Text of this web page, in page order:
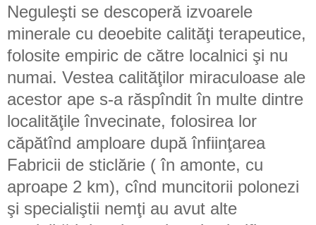
Neguleşti se descoperă izvoarele
minerale cu deoebite calităţi terapeutice,
folosite empiric de către localnici şi nu
numai. Vestea calităţilor miraculoase ale
acestor ape s-a răspîndit în multe dintre
localităţile învecinate, folosirea lor
căpătînd amploare după înfiinţarea
Fabricii de sticlărie ( în amonte, cu
aproape 2 km), cînd muncitorii polonezi
şi specialiştii nemţi au avut alte